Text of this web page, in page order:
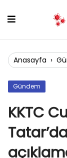
Anasayfa ›
Gündem
KKTC